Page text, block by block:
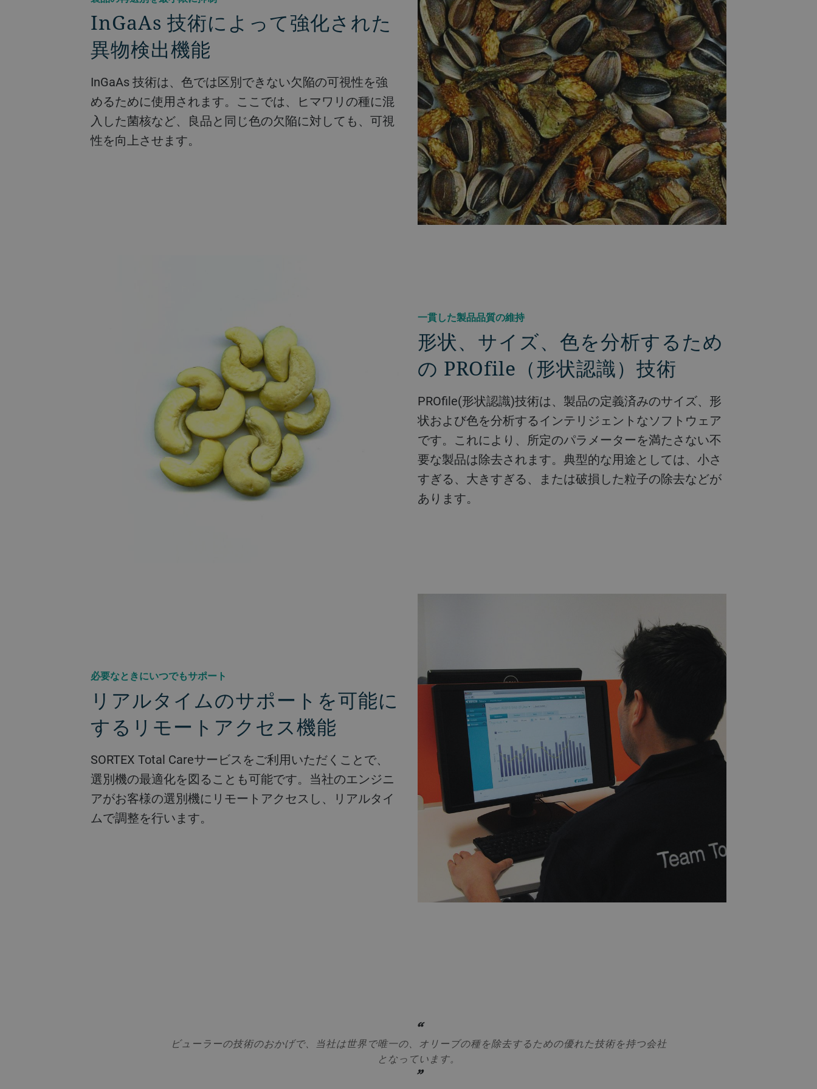
InGaAs 技術によって強化された
異物検出機能
InGaAs 技術は、色では区別できない欠陥の可視性を強
めるために使用されます。ここでは、ヒマワリの種に混
入した菌核など、良品と同じ色の欠陥に対しても、可視
性を向上させます。
一貫した製品品質の維持
形状、サイズ、色を分析するため
の PROfile（形状認識）技術
PROfile(形状認識)技術は、製品の定義済みのサイズ、形
状および色を分析するインテリジェントなソフトウェア
です。これにより、所定のパラメーターを満たさない不
要な製品は除去されます。典型的な用途としては、小さ
すぎる、大きすぎる、または破損した粒子の除去などが
あります。
必要なときにいつでもサポート
リアルタイムのサポートを可能に
するリモートアクセス機能
SORTEX Total Careサービスをご利用いただくことで、
選別機の最適化を図ることも可能です。当社のエンジニ
アがお客様の選別機にリモートアクセスし、リアルタイ
ムで調整を行います。
ビューラーの技術のおかげで、当社は世界で唯一の、オリーブの種を除去するための優れた技術を持つ会社
となっています。